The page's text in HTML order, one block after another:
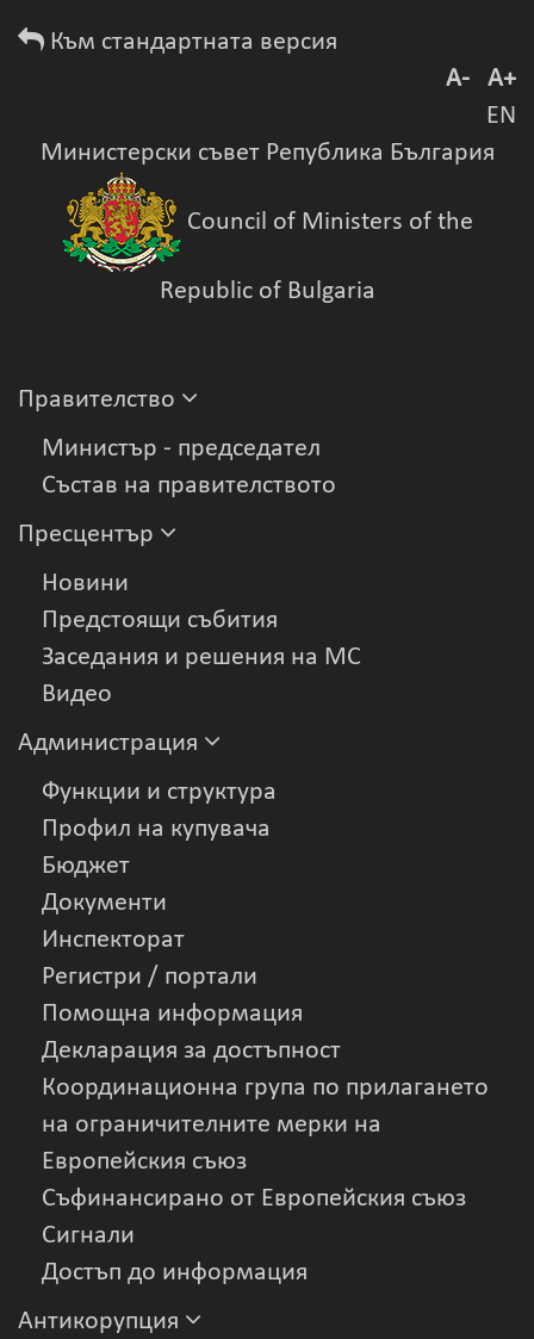
Към стандартната версия
A-
A+
EN
Министерски съвет Република България
Council of Ministers of the
Republic of Bulgaria
Правителство
Министър - председател
Състав на правителството
Пресцентър
Новини
Предстоящи събития
Заседания и решения на МС
Видеo
Администрация
Функции и структура
Профил на купувача
Бюджет
Документи
Инспекторат
Регистри / портали
Помощна информация
Декларация за достъпност
Координационна група по прилагането
на ограничителните мерки на
Европейския съюз
Съфинансирано от Европейския съюз
Сигнали
Достъп до информация
Антикорупция